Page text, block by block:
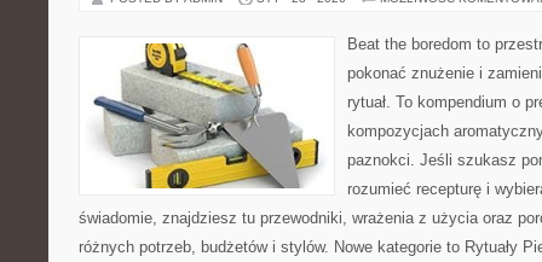
Beat the boredom to
pokonać znużenie i
rytuał. To kompendium o
kompozycjach
paznokci. Jeśli szukasz
rozumieć recepturę i
świadomie, znajdziesz tu przewodniki, wrażenia z użycia oraz
różnych potrzeb, budżetów i stylów. Nowe kategorie to Rytuały